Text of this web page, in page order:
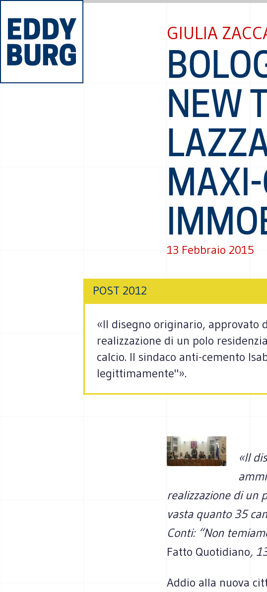
GIULIA
NEW
MAXI-
13 Febbraio 2015
POST 2012
«ll disegno originario, approvato
realizzazione di un polo
calcio. Il sindaco anti-cemento
legittimamente"».
«ll
realizzazione di un
vasta quanto 35
Conti: “Non
Fatto Quotidiano,
Addio alla nuova